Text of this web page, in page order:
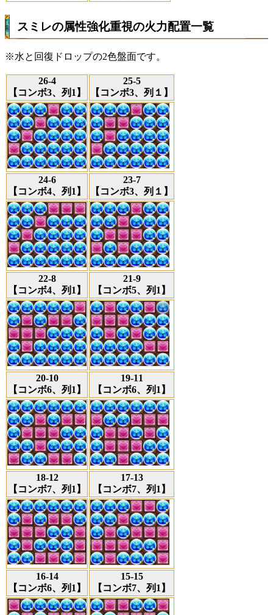
スミレの属性強化重視の火力配置一覧
※水と回復ドロップの2色盤面です。
26-4
【コンボ3、列1】
25-5
【コンボ3、列１】
24-6
【コンボ4、列1】
23-7
【コンボ3、列１】
22-8
【コンボ4、列1】
21-9
【コンボ5、列1】
20-10
【コンボ6、列1】
19-11
【コンボ6、列1】
18-12
【コンボ7、列1】
17-13
【コンボ7、列1】
16-14
【コンボ6、列1】
15-15
【コンボ7、列1】